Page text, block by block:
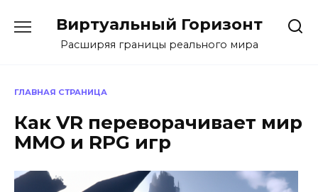
содержанию
Виртуальный Горизонт
Расширяя границы реального мира
ГЛАВНАЯ СТРАНИЦА
Как VR переворачивает мир
MMO и RPG игр